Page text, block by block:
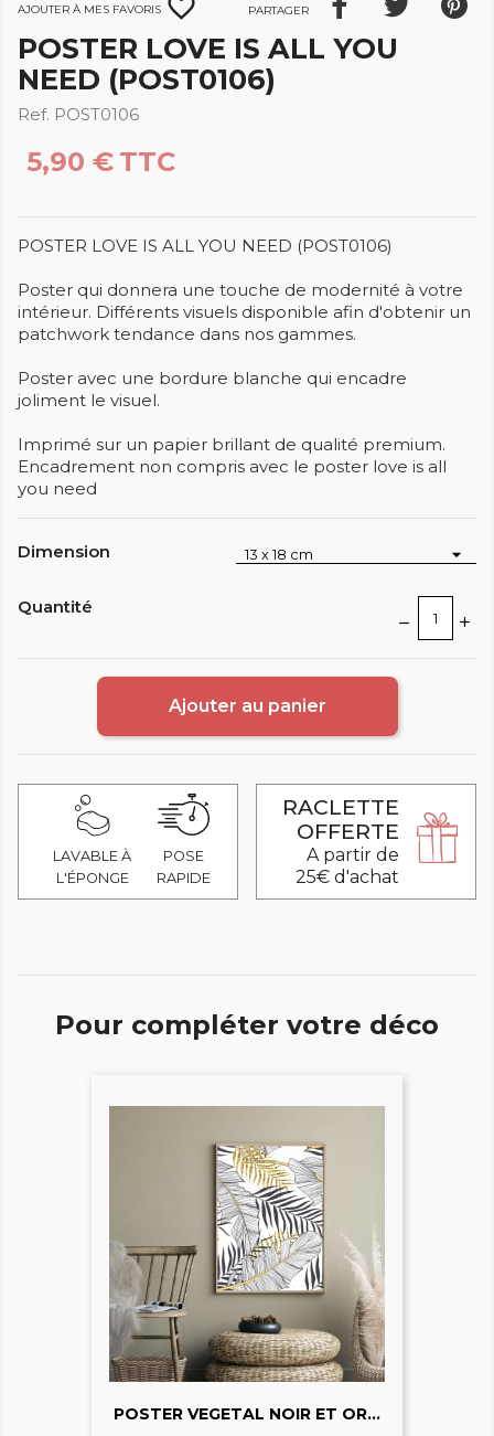
Ajouter à mes favoris favorite_border Partager
POSTER LOVE IS ALL YOU
NEED (POST0106)
Ref. POST0106
5,90 € TTC
POSTER LOVE IS ALL YOU NEED (POST0106)
Poster qui donnera une touche de modernité à votre
intérieur. Différents visuels disponible afin d'obtenir un
patchwork tendance dans nos gammes.
Poster avec une bordure blanche qui encadre
joliment le visuel.
Imprimé sur un papier brillant de qualité premium.
Encadrement non compris avec le poster love is all
you need
Dimension
Quantité
Ajouter au panier
LAVABLE À
L'ÉPONGE
POSE
RAPIDE
RACLETTE
OFFERTE
A partir de
25€ d'achat
Pour compléter votre déco
POSTER VEGETAL NOIR ET OR...